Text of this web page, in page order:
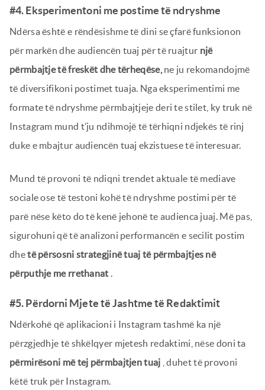
#4. Eksperimentoni me postime të ndryshme
Ndërsa është e rëndësishme të dini se çfarë funksionon
për markën dhe audiencën tuaj për të ruajtur një
përmbajtje të freskët dhe tërheqëse,ne ju rekomandojmë
të diversifikoni postimet tuaja. Nga eksperimentimi me
formate të ndryshme përmbajtjeje deri te stilet, ky truk në
Instagram mund t’ju ndihmojë të tërhiqni ndjekës të rinj
duke e mbajtur audiencën tuaj ekzistuese të interesuar.
Mund të provoni të ndiqni trendet aktuale të mediave
sociale ose të testoni kohë të ndryshme postimi për të
parë nëse këto do të kenë jehonë te audienca juaj. Më pas,
sigurohuni që të analizoni performancën e secilit postim
dhetë përsosni strategjinë tuaj të përmbajtjes në
përputhje me rrethanat .
#5. Përdorni Mjete të Jashtme të Redaktimit
Ndërkohë që aplikacioni i Instagram tashmë ka një
përzgjedhje të shkëlqyer mjetesh redaktimi, nëse doni ta
përmirësoni më tej përmbajtjen tuaj , duhet të provoni
këtë truk për Instagram.